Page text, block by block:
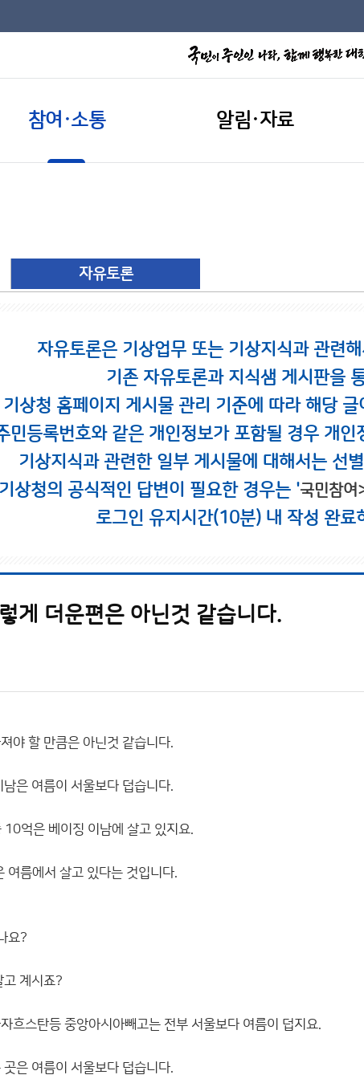
참여·소통 알림·자료
자유토론
자유토론은 기상업무 또는 기상지식과 관련
기존 자유토론과 지식샘 게시판을
기상청 홈페이지 게시물 관리 기준에 따라 해당
민등록번호와 같은 개인정보가 포함될 경우 개
기상지식과 관련한 일부 게시물에 대해서는 선
상청의 공식적인 답변이 필요한 경우는 '국민참여
로그인 유지시간(10분) 내 작성 완료
게 더운편은 아닌것 같습니다.
야 할 만큼은 아닌것 같습니다.
은 여름이 서울보다 덥습니다.
억은 베이징 이남에 살고 있지요.
여름에서 살고 있다는 것입니다.
요?
고 계시죠?
흐스탄등 중앙아시아빼고는 전부 서울보다 여름이 덥지요.
은 여름이 서울보다 덥습니다.